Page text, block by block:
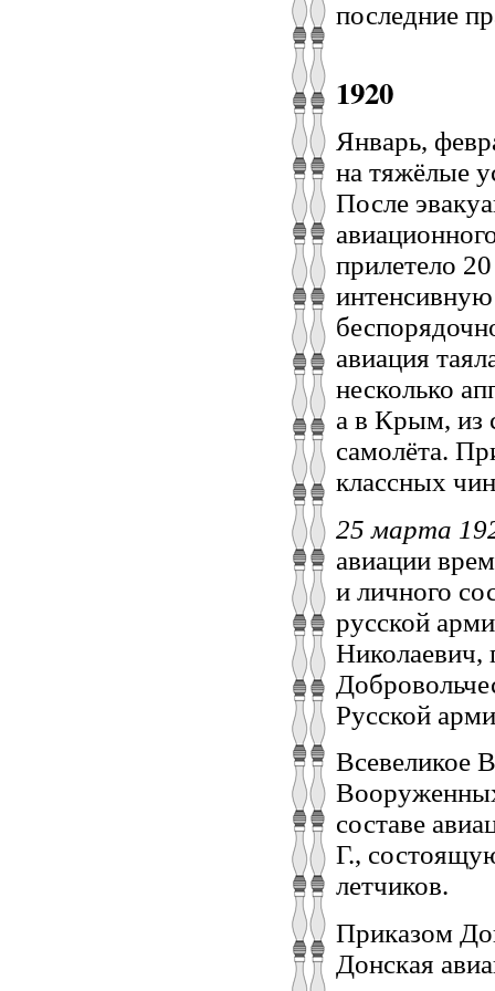
последние
1920
Январь,
на тяжёлые
После
прилетело
интенсивную
авиация
несколько
а в Крым, из
самолёта.
классных
25 марта
авиации
и личного
русской
Николаевич,
Русской
Всевеликое
составе
Г.,
летчиков.
Приказом
Донская